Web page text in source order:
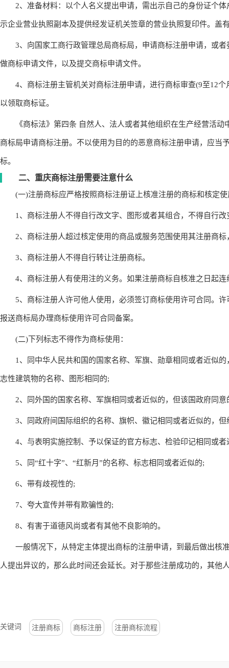
2、准备材料：以个人名义提出申请，需出示自己的身份证个体
示企业营业执照副本及提供经发证机关签章的营业执照复印件。盖
3、向国家工商行政管理总局商标局，申请商标注册申请，或者
做商标申请文件，以及提交商标申请文件。
4、商标注册主管机关对商标注册申请，进行商标审查(9至12个
以领取商标证。
《商标法》第四条 自然人、法人或者其他组织在生产经营活动
商标局申请商标注册。不以使用为目的的恶意商标注册申请，应当
标。
二、重庆商标注册需要注意什么
(一)注册商标应严格按照商标注册证上核准注册的商标和核定使
1、商标注册人不得自行改文字、图形或者其组合，不得自行改
2、商标注册人超过核定使用的商品或服务范围使用其注册商标
3、商标注册人不得自行转让注册商标。
4、商标注册人有使用注的义务。如果注册商标自核准之日起连
5、商标注册人许可他人使用，必须签订商标使用许可合同。许
报送商标局办理商标使用许可合同备案。
(二)下列标志不得作为商标使用：
1、同中华人民共和国的国家名称、军旗、勋章相同或者近似的
志性建筑物的名称、图形相同的;
2、同外国的国家名称、军旗相同或者近似的，但该国政府同意
3、同政府间国际组织的名称、旗帜、徽记相同或者近似的，但
4、与表明实施控制、予以保证的官方标志、检验印记相同或者
5、同“红十字”、“红新月”的名称、标志相同或者近似的;
6、带有歧视性的;
7、夸大宣传并带有欺骗性的;
8、有害于道德风尚或者有其他不良影响的。
一般情况下，从特定主体提出商标的注册申请，到最后做出核
人提出异议的，那么此时间还会延长。对于那些注册成功的，其他
关键词 注册商标 商标注册 注册商标流程